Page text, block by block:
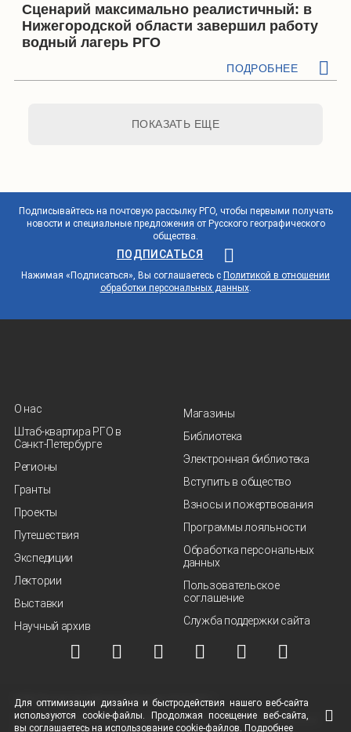
Сценарий максимально реалистичный: в
Нижегородской области завершил работу
водный лагерь РГО
ПОДРОБНЕЕ
ПОКАЗАТЬ ЕЩЕ
Подписывайтесь на почтовую рассылку РГО, чтобы первыми получать
новости и специальные предложения от Русского географического
общества.
ПОДПИСАТЬСЯ
Нажимая «Подписаться», Вы соглашаетесь с Политикой в отношении
обработки персональных данных.
О нас
Штаб-квартира РГО в
Санкт‑Петербурге
Регионы
Гранты
Проекты
Путешествия
Экспедиции
Лектории
Выставки
Научный архив
Магазины
Библиотека
Электронная библиотека
Вступить в общество
Взносы и пожертвования
Программы лояльности
Обработка персональных
данных
Пользовательское
соглашение
Служба поддержки сайта
© ВОО "Русское географическое общество", 2013-2026 г.
Условия использования материалов
Политика защиты и обработки персональных
данных
Для оптимизации дизайна и быстродействия нашего веб-сайта
используются cookie-файлы. Продолжая посещение веб-сайта,
вы соглашаетесь на использование cookie-файлов. Подробнее